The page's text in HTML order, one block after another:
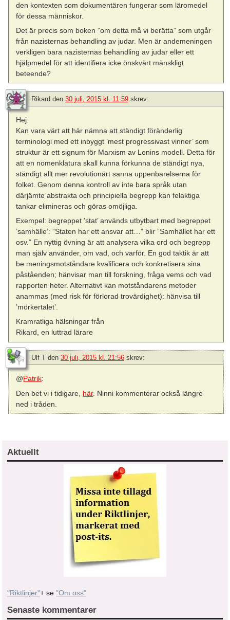
den kontexten som dokumentären fungerar som läromedel
för dessa människor.
Det är precis som boken ”om detta må vi berätta” som utgår
från nazisternas behandling av judar. Men är andemeningen
verkligen bara nazisternas behandling av judar eller ett
hjälpmedel för att identifiera icke önskvärt mänskligt
beteende?
Rikard den 30 juli, 2015 kl. 11:59 skrev:
Hej.
Kan vara värt att här nämna att ständigt föränderlig
terminologi med ett inbyggt ’mest progressivast vinner’ som
struktur är ett signum för Marxism av Lenins modell. Detta för
att en nomenklatura skall kunna förkunna de ständigt nya,
ständigt allt mer revolutionärt sanna uppenbarelserna för
folket. Genom denna kontroll av inte bara språk utan
därjämte abstrakta och principiella begrepp kan felaktiga
tankar elimineras och göras omöjliga.
Exempel: begreppet ’stat’ används utbytbart med begreppet
’samhälle’: ”Staten har ett ansvar att…” blir ”Samhället har ett
osv.” En nyttig övning är att analysera vilka ord och begrepp
man själv använder, om vad, och varför. En god taktik är att
be meningsmotståndare kvalificera och konkretisera sina
påståenden; hänvisar man till forskning, fråga vems och vad
rapporten heter. Alternativt kan motståndarens metoder
anammas (med risk för förlorad trovärdighet): hänvisa till
’mörkertalet’.
Kramratliga hälsningar från
Rikard, en luttrad lärare
Ulf T den 30 juli, 2015 kl. 21:56 skrev:
@Patrik:
Den bet vi i tidigare, här. Ninni kommenterar också längre
ned i tråden.
Aktuellt
"Riktlinjer"+ se "Om oss"
Senaste kommentarer